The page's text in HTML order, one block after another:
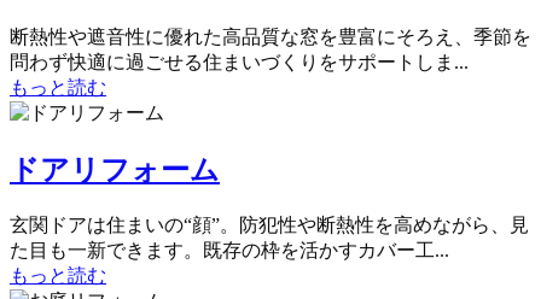
断熱性や遮音性に優れた高品質な窓を豊富にそろえ、季節を
問わず快適に過ごせる住まいづくりをサポートしま...
もっと読む
ドアリフォーム
玄関ドアは住まいの“顔”。防犯性や断熱性を高めながら、見
た目も一新できます。既存の枠を活かすカバー工...
もっと読む